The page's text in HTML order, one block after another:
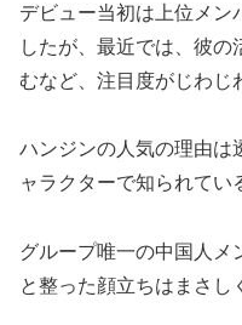
デビュー当初は上位メン
したが、最近では、彼
むなど、注目度がじわじ
ハンジンの人気の理由は
ャラクターで知られてい
グループ唯一の中国人メ
と整った顔立ちはまさし